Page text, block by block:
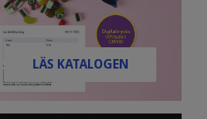
LÄS KATALOGEN